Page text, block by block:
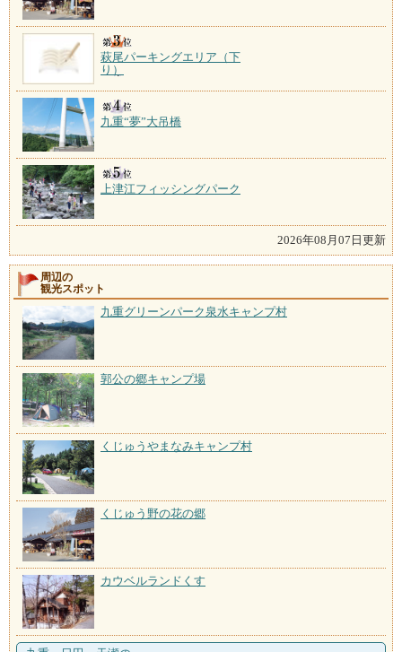
萩尾パーキングエリア（下
り）
九重“夢”大吊橋
上津江フィッシングパーク
2026年08月07日更新
周辺の
観光スポット
九重グリーンパーク泉水キャンプ村
郭公の郷キャンプ場
くじゅうやまなみキャンプ村
くじゅう野の花の郷
カウベルランドくす